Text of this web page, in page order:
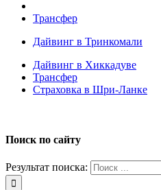
Трансфер
Дайвинг в Тринкомали
Дайвинг в Хиккадуве
Трансфер
Страховка в Шри-Ланке
Поиск по сайту
Результат поиска: